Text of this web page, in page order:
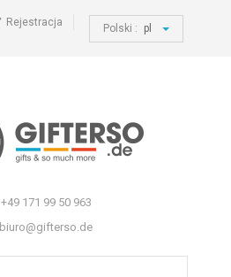
Rejestracja Polski : pl
+49 171 99 50 963
biuro@gifterso.de